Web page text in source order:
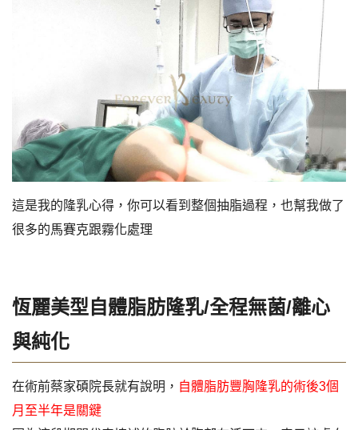
這是我的隆乳心得，你可以看到整個抽脂過程，也幫我做了
很多的馬賽克跟霧化處理
恆麗美型自體脂肪隆乳/全程無菌/離心
與純化
在術前蔡家碩院長就有說明， 自體脂肪豐胸隆乳的術後3個
月至半年是關鍵